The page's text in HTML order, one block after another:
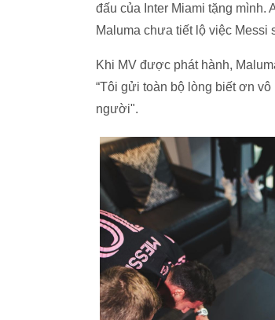
đấu của Inter Miami tặng mình.
Maluma chưa tiết lộ việc Messi
Khi MV được phát hành,
“Tôi gửi toàn bộ lòng biết ơn
người".